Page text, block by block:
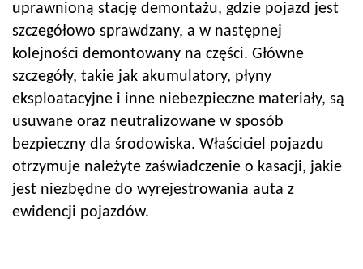
uprawnioną stację demontażu, gdzie pojazd jest
szczegółowo sprawdzany, a w następnej
kolejności demontowany na części. Główne
szczegóły, takie jak akumulatory, płyny
eksploatacyjne i inne niebezpieczne materiały, są
usuwane oraz neutralizowane w sposób
bezpieczny dla środowiska. Właściciel pojazdu
otrzymuje należyte zaświadczenie o kasacji, jakie
jest niezbędne do wyrejestrowania auta z
ewidencji pojazdów.